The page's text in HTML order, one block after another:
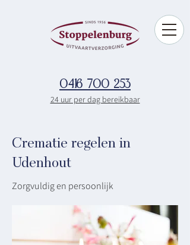
0416 700 253
24 uur per dag bereikbaar
Crematie regelen in
Udenhout
Zorgvuldig en persoonlijk